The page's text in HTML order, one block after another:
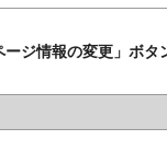
ジ情報の変更」ボタ